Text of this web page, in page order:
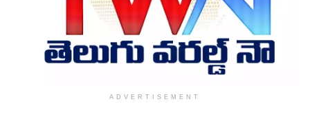
ADVERTISEMENT